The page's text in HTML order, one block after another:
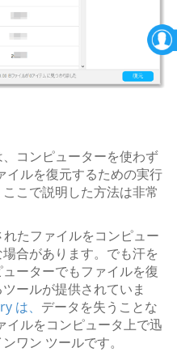
コンピューターを使わず
ルを復元するための実行
こで説明した方法は非常
たファイルをコンピュー
合があります。でも汗を
ーターでもファイルを復
ールが提供されていま
は、 データを失うことな
ルをコンピュータ上で迅
ワン ツールです。